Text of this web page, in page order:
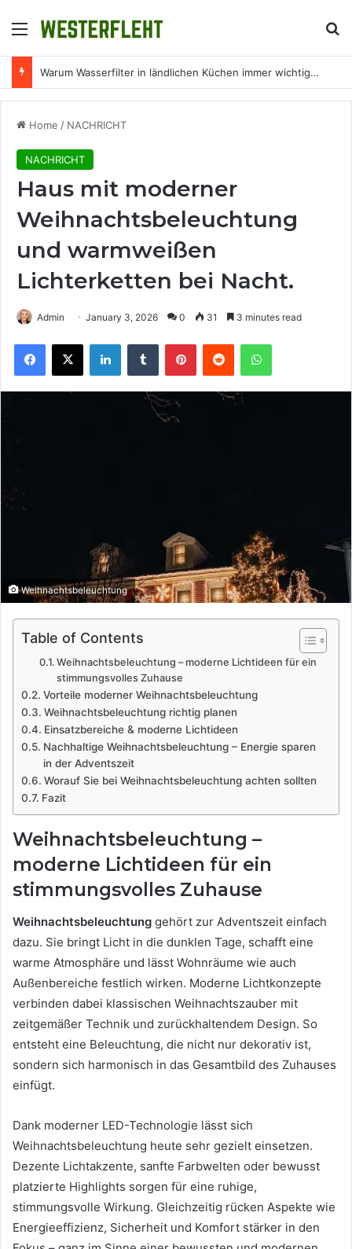
Menu
Warum Wasserfilter in ländlichen Küchen immer wichtiger werden
Home / NACHRICHT
NACHRICHT
Haus mit moderner
Weihnachtsbeleuchtung
und warmweißen
Lichterketten bei Nacht.
Admin January 3, 2026 0 31 3 minutes read
Facebook
X LinkedInTumblr PinterestReddit WhatsApp
Weihnachtsbeleuchtung
Table of Contents
Weihnachtsbeleuchtung – moderne Lichtideen für ein
stimmungsvolles Zuhause
Vorteile moderner Weihnachtsbeleuchtung
Weihnachtsbeleuchtung richtig planen
Einsatzbereiche & moderne Lichtideen
Nachhaltige Weihnachtsbeleuchtung – Energie sparen
in der Adventszeit
Worauf Sie bei Weihnachtsbeleuchtung achten sollten
Fazit
Weihnachtsbeleuchtung –
moderne Lichtideen für ein
stimmungsvolles Zuhause
Weihnachtsbeleuchtung gehört zur Adventszeit einfach
dazu. Sie bringt Licht in die dunklen Tage, schafft eine
warme Atmosphäre und lässt Wohnräume wie auch
Außenbereiche festlich wirken. Moderne Lichtkonzepte
verbinden dabei klassischen Weihnachtszauber mit
zeitgemäßer Technik und zurückhaltendem Design. So
entsteht eine Beleuchtung, die nicht nur dekorativ ist,
sondern sich harmonisch in das Gesamtbild des Zuhauses
einfügt.
Dank moderner LED-Technologie lässt sich
Weihnachtsbeleuchtung heute sehr gezielt einsetzen.
Dezente Lichtakzente, sanfte Farbwelten oder bewusst
platzierte Highlights sorgen für eine ruhige,
stimmungsvolle Wirkung. Gleichzeitig rücken Aspekte wie
Energieeffizienz, Sicherheit und Komfort stärker in den